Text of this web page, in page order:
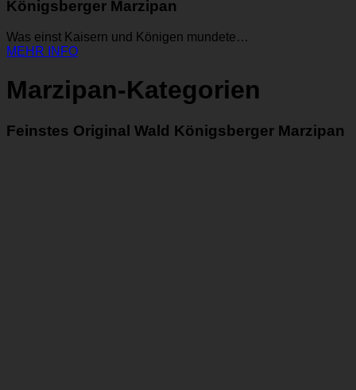
Königsberger Marzipan
Was einst Kaisern und Königen mundete…
MEHR INFO
Marzipan-Kategorien
Feinstes Original Wald Königsberger Marzipan